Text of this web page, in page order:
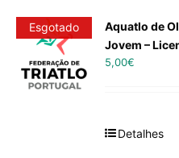
Esgotado
Aquatlo de
Jovem –
5,00€
Detalhes